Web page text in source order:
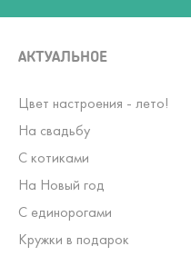
АКТУАЛЬНОЕ
Цвет настроения - лето!
На свадьбу
С котиками
На Новый год
С единорогами
Кружки в подарок